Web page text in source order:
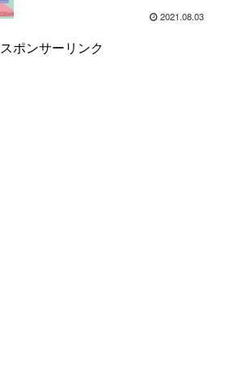
2021.08.03
スポンサーリンク